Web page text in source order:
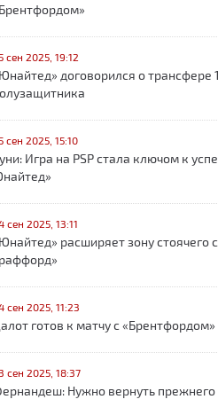
сен 2025, 19:12
договорился о трансфере
сен 2025, 15:10
Игра на PSP стала ключом к
сен 2025, 13:11
расширяет зону стоячего
сен 2025, 11:23
готов к матчу с «Брентфордом»
сен 2025, 18:37
Нужно вернуть прежнего